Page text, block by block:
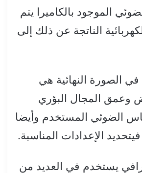
الموجود بالكاميرا يتم
الناتجة عن ذلك إلى
في الصورة النهائية هي
وعمق المجال البؤري
الضوئي المستخدم وأيضا
الإعدادات المناسبة.
يستخدم في العديد من